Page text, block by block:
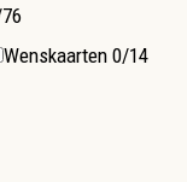
Wenskaarten 0/14